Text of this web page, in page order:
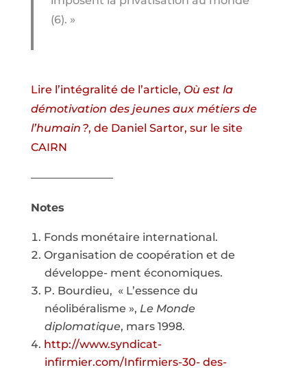
(6). »
Lire l’intégralité de l’article, Où est la
démotivation des jeunes aux métiers de
l’humain ?, de Daniel Sartor, sur le site
CAIRN
———————–
Notes
Fonds monétaire international.
Organisation de coopération et de
développe- ment économiques.
P. Bourdieu, « L’essence du
néolibéralisme », Le Monde
diplomatique, mars 1998.
http://www.syndicat-
infirmier.com/Infirmiers-30- des-